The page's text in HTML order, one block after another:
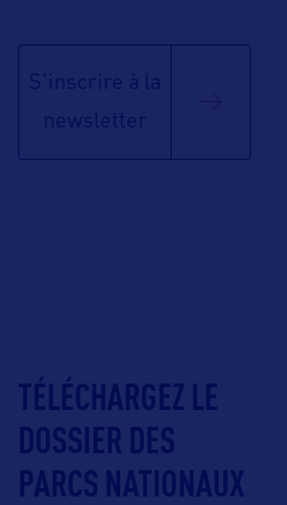
S'inscrire à la
newsletter
TÉLÉCHARGEZ LE
DOSSIER DES
PARCS NATIONAUX